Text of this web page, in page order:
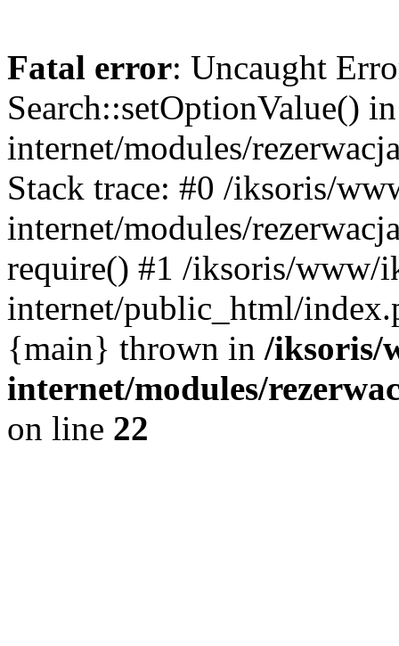
Fatal error: Uncaught
Search::setOptionValue()
internet/modules/
Stack trace: #0 /iksoris/
internet/modules/
require() #1 /iksoris/www/
internet/public_html/
{main} thrown in /iksoris/
internet/modules/
on line 22